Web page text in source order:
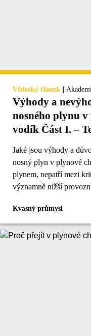
Vědecký článek |
Výhody a
nosného plynu
vodík Část I. –
Jaké jsou výhody a
nosný plyn v plynové
plynem, nepatří mezi kritické, nedostatkové zdroje a má
významně nižší
Kvasný průmysl